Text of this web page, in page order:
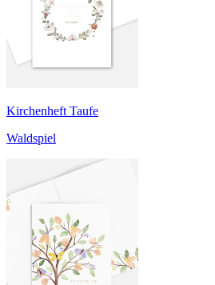
Kirchenheft Taufe
Waldspiel